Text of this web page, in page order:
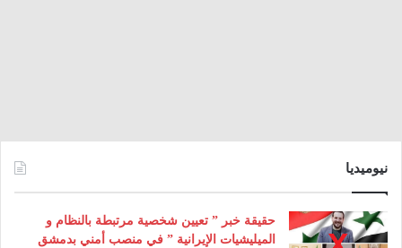
نيوميديا
حقيقة خبر ” تعيين شخصية مرتبطة بالنظام و
الميليشيات الإيرانية ” في منصب أمني بدمشق